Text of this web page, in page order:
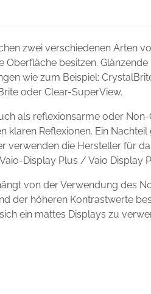
zwei verschiedenen Arten
besitzen.
wie zum Beispiel:
oder Clear-SuperView.
als reflexionsarme oder
Reflexionen. Ein
verwenden die Hersteller für
Display Plus / Vaio Display
von der Verwendung des
der höheren Kontrastwerte
ein mattes Displays zu